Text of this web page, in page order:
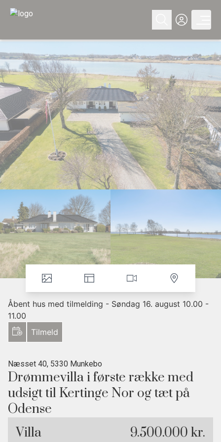
Åbent hus med tilmelding - Søndag 16. august 10.00 -
11.00
Tilmeld
Næsset 40, 5330 Munkebo
Drømmevilla i første række med
udsigt til Kertinge Nor og tæt på
Odense
• Renoveret villa med gulvvarme
Villa 9.500.000 kr.